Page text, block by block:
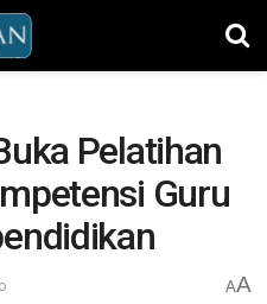
Pelatihan
Guru
AA